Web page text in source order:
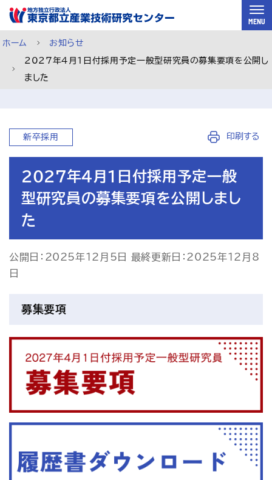
スキップして本文へ
MENU
チャットで相談 ご利用案内 メルマガ登録
プレスリリース
ホーム お知らせ
2027年4月1日付採用予定一般型研究員の募集要項を公開し
ました
新卒採用 印刷する
2027年4月1日付採用予定一般
型研究員の募集要項を公開しまし
た
公開日：2025年12月5日 最終更新日：2025年12月8
日
募集要項